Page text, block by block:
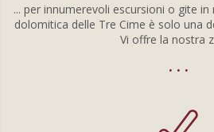
... per innumerevoli escursioni o gite
dolomitica delle Tre Cime è solo una
Vi offre la nostra
. . .